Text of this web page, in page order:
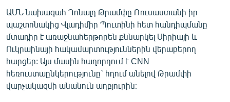
ԱՐԽԻՎ
ՏԵՍԱՆՅՈՒԹԵՐ
ԲԱՆԱՎԵՃ
ՁԳՏԵԼՈՎ ԼԱՎԱԳՈՒՅՆԻՆ
ՓՈԴՔԱՍԹ
ԱՄՆ նախագահ Դոնալդ Թրամփը Ռուսաստանի իր
պաշտոնակից Վլադիմիր Պուտինի հետ հանդիպմանը
մտադիր է առաջնահերթորեն քննարկել Սիրիայի և
Ուկրաինայի հակամարտություններին վերաբերող
հարցեր: Այս մասին հաղորդում է CNN
հեռուստաընկերությունը` հղում անելով Թրամփի
վարչակազմի անանուն աղբյուրին։